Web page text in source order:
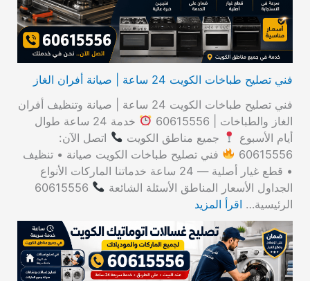
فني تصليح طباخات الكويت 24 ساعة | صيانة أفران الغاز
فني تصليح طباخات الكويت 24 ساعة | صيانة وتنظيف أفران
الغاز والطباخات | 60615556
خدمة 24 ساعة طوال
أيام الأسبوع
جميع مناطق الكويت
اتصل الآن:
60615556
فني تصليح طباخات الكويت صيانة • تنظيف
• قطع غيار أصلية — 24 ساعة خدماتنا الماركات الأنواع
الجداول الأسعار المناطق الأسئلة الشائعة
60615556
الرئيسية… اقرأ المزيد